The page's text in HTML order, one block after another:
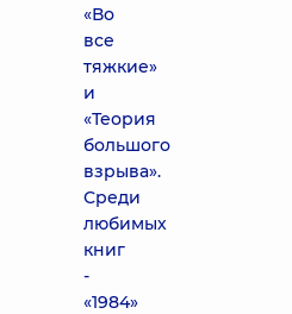
«Во
все
тяжкие»
и
«Теория
большого
взрыва».
Среди
любимых
книг
-
«1984»